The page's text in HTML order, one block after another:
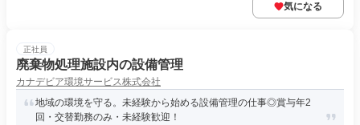
気になる
正社員
廃棄物処理施設内の設備管理
カナデビア環境サービス株式会社
地域の環境を守る。未経験から始める設備管理の仕事◎賞与年2
回・交替勤務のみ・未経験歓迎！